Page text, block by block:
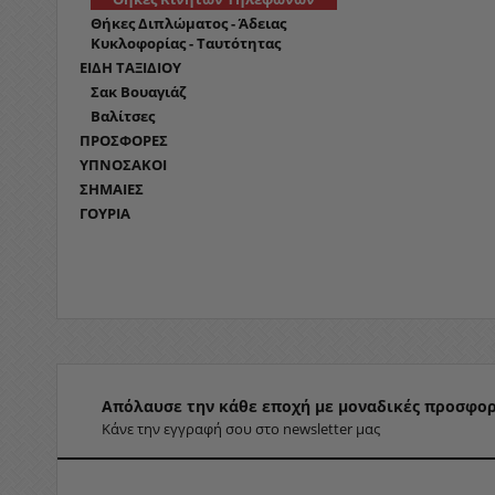
Θήκες Διπλώματος - Άδειας
Κυκλοφορίας - Ταυτότητας
ΕΙΔΗ ΤΑΞΙΔΙΟΥ
Σακ Βουαγιάζ
Βαλίτσες
ΠΡΟΣΦΟΡΕΣ
ΥΠΝΟΣΑΚΟΙ
ΣΗΜΑΙΕΣ
ΓΟΥΡΙΑ
Απόλαυσε την κάθε εποχή με μοναδικές
Κάνε την εγγραφή σου στο newsletter μας